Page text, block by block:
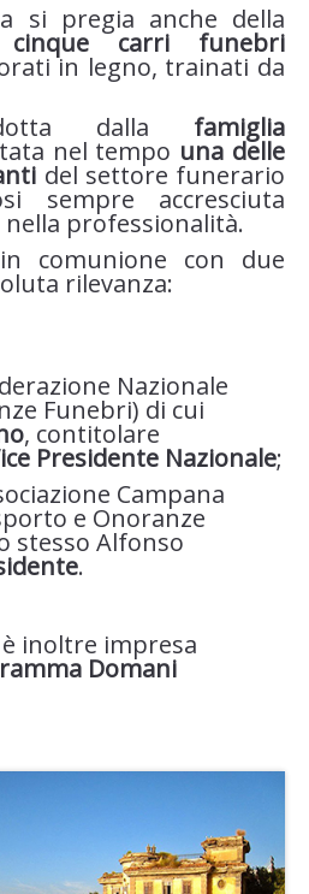
si pregia anche della
cinque carri funebri
in legno, trainati da
dalla famiglia
nel tempo una delle
del settore funerario
sempre accresciuta
professionalità.
comunione con due
rilevanza:
Nazionale
Funebri) di cui
, contitolare
Presidente Nazionale;
Campana
e Onoranze
stesso Alfonso
.
inoltre impresa
Domani